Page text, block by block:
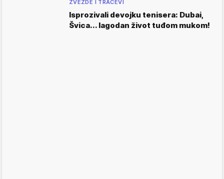
ZVEZDE I TRAČEVI
Isprozivali devojku tenisera: Dubai,
Švica... lagodan život tuđom mukom!